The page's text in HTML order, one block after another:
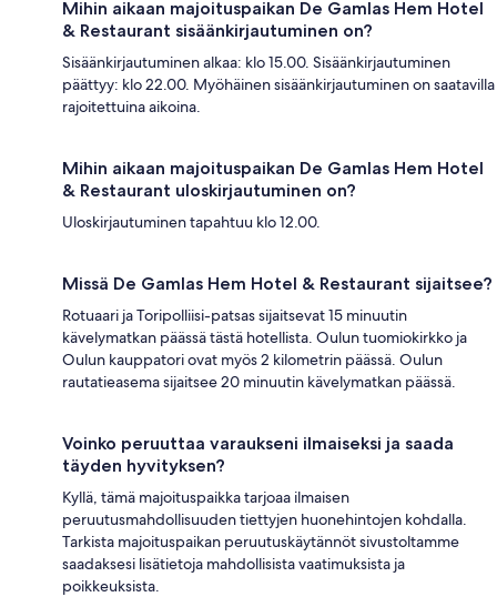
Mihin aikaan majoituspaikan De Gamlas Hem Hotel
& Restaurant sisäänkirjautuminen on?
Sisäänkirjautuminen alkaa: klo 15.00. Sisäänkirjautuminen
päättyy: klo 22.00. Myöhäinen sisäänkirjautuminen on saatavilla
rajoitettuina aikoina.
Mihin aikaan majoituspaikan De Gamlas Hem Hotel
& Restaurant uloskirjautuminen on?
Uloskirjautuminen tapahtuu klo 12.00.
Missä De Gamlas Hem Hotel & Restaurant sijaitsee?
Rotuaari ja Toripolliisi-patsas sijaitsevat 15 minuutin
kävelymatkan päässä tästä hotellista. Oulun tuomiokirkko ja
Oulun kauppatori ovat myös 2 kilometrin päässä. Oulun
rautatieasema sijaitsee 20 minuutin kävelymatkan päässä.
Voinko peruuttaa varaukseni ilmaiseksi ja saada
täyden hyvityksen?
Kyllä, tämä majoituspaikka tarjoaa ilmaisen
peruutusmahdollisuuden tiettyjen huonehintojen kohdalla.
Tarkista majoituspaikan peruutuskäytännöt sivustoltamme
saadaksesi lisätietoja mahdollisista vaatimuksista ja
poikkeuksista.